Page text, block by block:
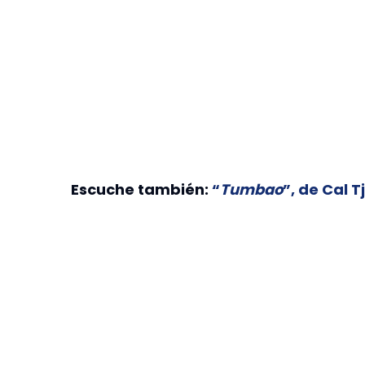
Escuche también: “Tumbao”, de Cal